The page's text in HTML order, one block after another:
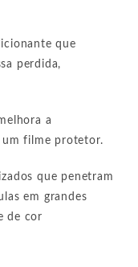
que
perdida,
a
filme protetor.
que penetram
em grandes
de cor